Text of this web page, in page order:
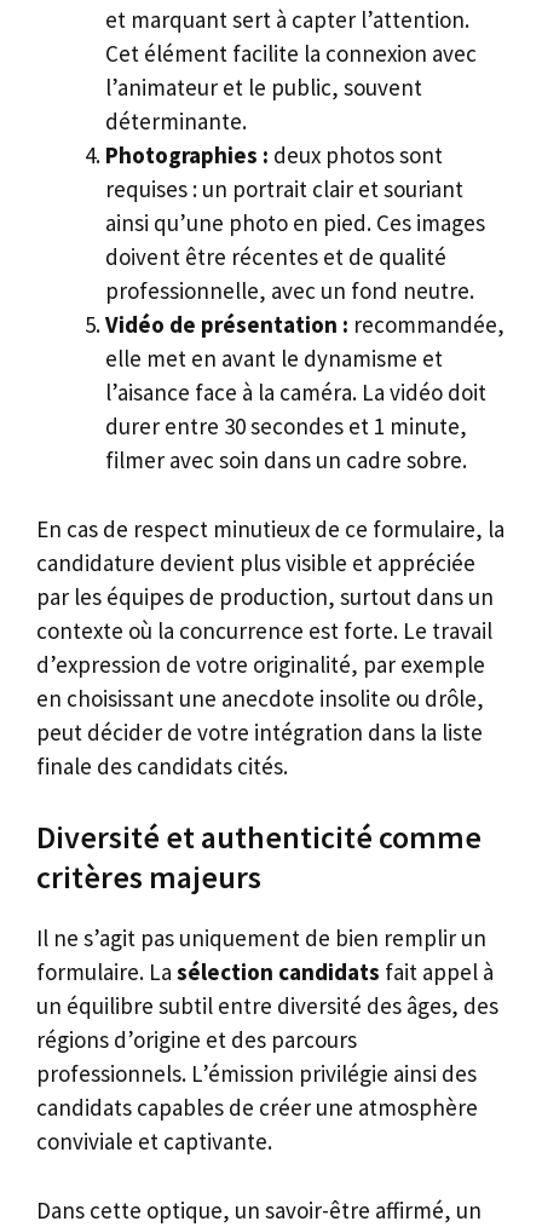
et marquant sert à capter l’attention.
Cet élément facilite la connexion avec
l’animateur et le public, souvent
déterminante.
Photographies : deux photos sont
requises : un portrait clair et souriant
ainsi qu’une photo en pied. Ces images
doivent être récentes et de qualité
professionnelle, avec un fond neutre.
Vidéo de présentation : recommandée,
elle met en avant le dynamisme et
l’aisance face à la caméra. La vidéo doit
durer entre 30 secondes et 1 minute,
filmer avec soin dans un cadre sobre.
En cas de respect minutieux de ce formulaire, la
candidature devient plus visible et appréciée
par les équipes de production, surtout dans un
contexte où la concurrence est forte. Le travail
d’expression de votre originalité, par exemple
en choisissant une anecdote insolite ou drôle,
peut décider de votre intégration dans la liste
finale des candidats cités.
Diversité et authenticité comme
critères majeurs
Il ne s’agit pas uniquement de bien remplir un
formulaire. La sélection candidats fait appel à
un équilibre subtil entre diversité des âges, des
régions d’origine et des parcours
professionnels. L’émission privilégie ainsi des
candidats capables de créer une atmosphère
conviviale et captivante.
Dans cette optique, un savoir-être affirmé, un